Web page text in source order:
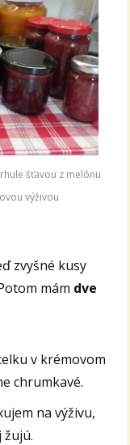
šťavou z melónu
výživou
zvyšné kusy
mám dve
v krémovom
chrumkavé.
na výživu,
žujú.